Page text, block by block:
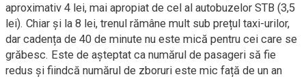
aproximativ 4 lei, mai apropiat de cel al autobuzelor STB (3,5
lei). Chiar și la 8 lei, trenul rămâne mult sub prețul taxi-urilor,
dar cadența de 40 de minute nu este mică pentru cei care se
grăbesc. Este de așteptat ca numărul de pasageri să fie
redus și fiindcă numărul de zboruri este mic față de un an